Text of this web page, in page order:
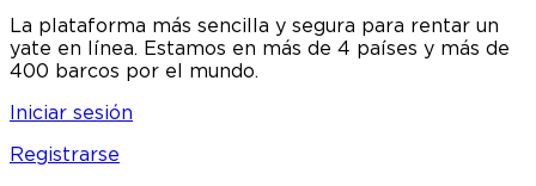
La plataforma más sencilla y segura para rentar un
yate en línea. Estamos en más de 4 países y más de
400 barcos por el mundo.
Iniciar sesión
Registrarse